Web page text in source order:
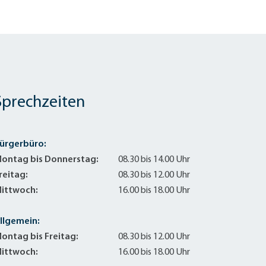
bis Donnerstag:
08.30 bis 14.00 Uhr
08.30 bis 12.00 Uhr
16.00 bis 18.00 Uhr
bis Freitag:
08.30 bis 12.00 Uhr
16.00 bis 18.00 Uhr